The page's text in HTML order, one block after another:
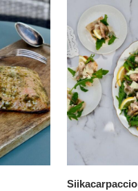
Siikacarpaccio